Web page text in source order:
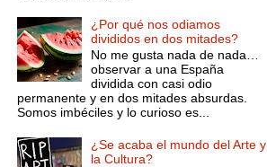
¿Por qué nos odiamos
divididos en dos mitades?
No me gusta nada de nada…
observar a una España
dividida con casi odio
permanente y en dos mitades absurdas.
Somos imbéciles y lo curioso es...
¿Se acaba el mundo del Arte y
la Cultura?